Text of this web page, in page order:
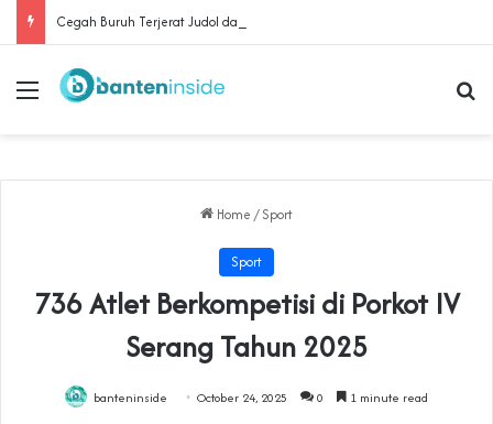
Menu
Home / Sport
Sport
‎736 Atlet Berkompetisi di Porkot IV
Serang Tahun 2025
banteninside October 24, 2025 0 1 minute read